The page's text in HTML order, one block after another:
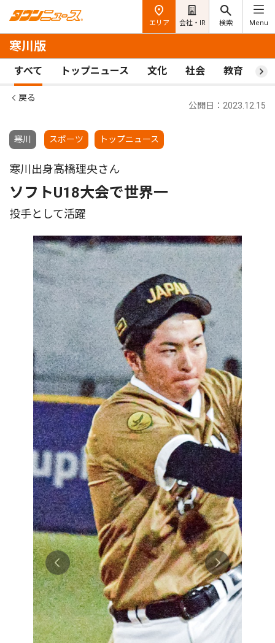
エリア 会社・IR 検索 Menu
寒川版
すべて トップニュース 文化 社会 教育 ス
戻る
寒川 スポーツ トップニュース
公開日：2023.12.15
寒川出身高橋理央さん
ソフトU18大会で世界一
投手として活躍